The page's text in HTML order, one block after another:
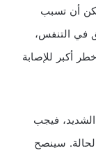
أن تسبب
في التنفس،
أكبر للإصابة
فيجب
سينصح